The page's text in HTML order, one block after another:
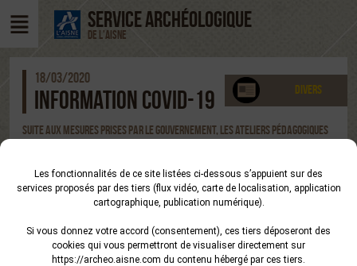
Les fonctionnalités de ce site listées ci-dessous s’appuient sur des
services proposés par des tiers (flux vidéo, carte de localisation, application
cartographique, publication numérique).
Si vous donnez votre accord (consentement), ces tiers déposeront des
cookies qui vous permettront de visualiser directement sur
https://archeo.aisne.com du contenu hébergé par ces tiers.
SERVICE ARCHÉOLOGIQUE
DE L'AISNE
18/03/2020
INFORMATION COVID-19 Divers
SUITE AUX MESURES PRISES PAR LE GOUVERNEMENT, LES ATELIERS PÉDAGOGIQUES
ET LES MANIFESTATIONS SCIENTIFIQUES ET CULTURELLES DU SERVICE
MESURE DU POSSIBLE, REPORTÉES À UNE DATE ULTÉRIEURE.